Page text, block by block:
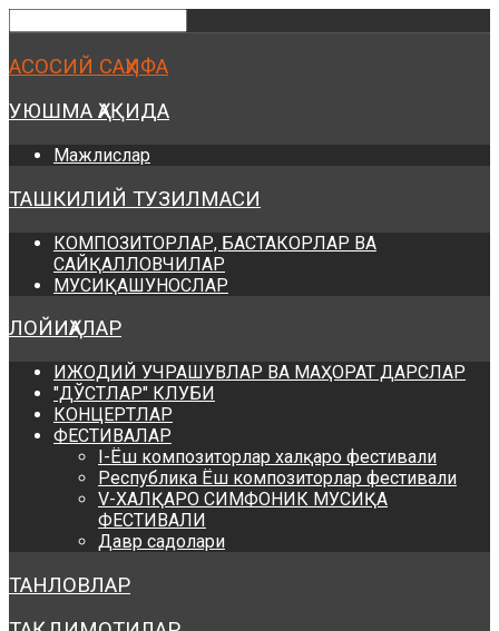
АСОСИЙ САҲИФА
УЮШМА ҲАҚИДА
Мажлислар
ТАШКИЛИЙ ТУЗИЛМАСИ
КОМПОЗИТОРЛАР, БАСТАКОРЛАР ВА
САЙҚАЛЛОВЧИЛАР
МУСИҚАШУНОСЛАР
ЛОЙИҲАЛАР
ИЖОДИЙ УЧРАШУВЛАР ВА МАҲОРАТ ДАРСЛАР
"ДЎСТЛАР" КЛУБИ
КОНЦЕРТЛАР
ФЕСТИВАЛАР
I-Ёш композиторлар халқаро фестивали
Республика Ёш композиторлар фестивали
V-ХАЛҚАРО СИМФОНИК МУСИҚА
ФЕСТИВАЛИ
Давр садолари
ТАНЛОВЛАР
Предыдущий
год
Предыдущий
месяц
Следующий
год
Следующий
месяц